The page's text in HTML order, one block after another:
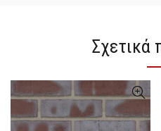
Σχετικά